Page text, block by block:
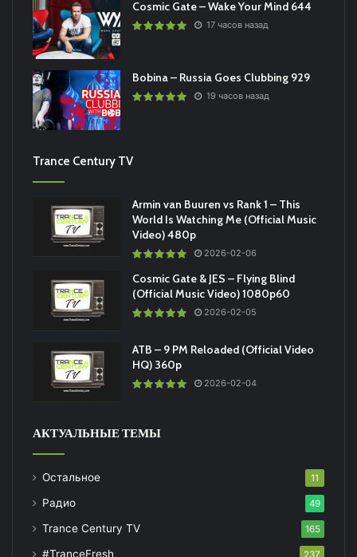
Cosmic Gate – Wake Your Mind 644
17 часов назад
Bobina – Russia Goes Clubbing 929
19 часов назад
Trance Century TV
Armin van Buuren vs Rank 1 – This
World Is Watching Me (Official Music
Video) 480p
2026-02-06
Cosmic Gate & JES – Flying Blind
(Official Music Video) 1080p60
2026-02-05
ATB – 9 PM Reloaded (Official Video
HQ) 360p
2026-02-04
АКТУАЛЬНЫЕ ТЕМЫ
Остальное 11
Радио 49
Trance Century TV 165
#TranceFresh 237